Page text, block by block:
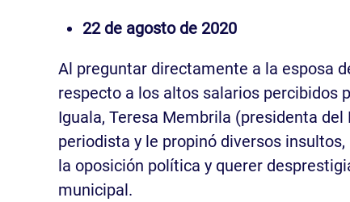
22 de agosto de 2020
Al preguntar directamente a la esposa
respecto a los altos salarios percibidos
Iguala, Teresa Membrila (presidenta del
periodista y le propinó diversos
la oposición política y querer
municipal.